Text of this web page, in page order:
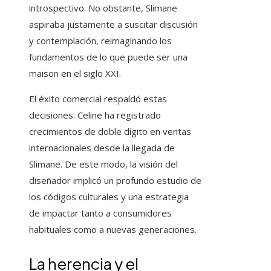
introspectivo. No obstante, Slimane
aspiraba justamente a suscitar discusión
y contemplación, reimaginando los
fundamentos de lo que puede ser una
maison en el siglo XXI.
El éxito comercial respaldó estas
decisiones: Celine ha registrado
crecimientos de doble dígito en ventas
internacionales desde la llegada de
Slimane. De este modo, la visión del
diseñador implicó un profundo estudio de
los códigos culturales y una estrategia
de impactar tanto a consumidores
habituales como a nuevas generaciones.
La herencia y el